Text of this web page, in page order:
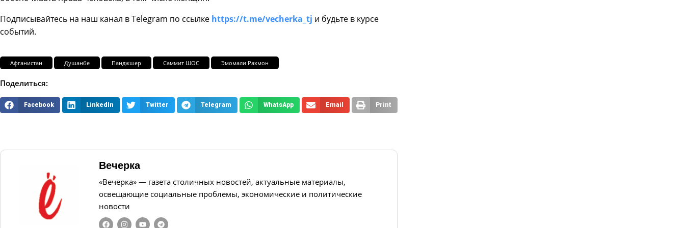
Подписывайтесь на наш канал в Telegram по ссылке https://t.me/vecherka_tj и будьте в курсе
событий.
Афганистан Душанбе Панджшер Саммит ШОС Эмомали Рахмон
Поделиться:
Facebook LinkedIn Twitter Telegram WhatsApp Email Print
Вечерка
«Вечёрка» — газета столичных новостей, актуальные материалы,
освещающие социальные проблемы, экономические и политические
новости